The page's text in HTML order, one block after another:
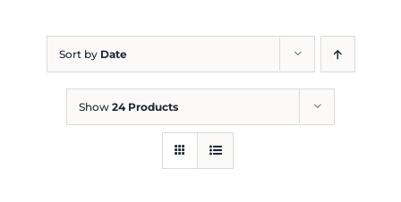
Sort by Date
Show 24 Products